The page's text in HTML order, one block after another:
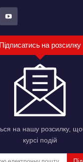
Підписатись на розсилку
на нашу розсилку,
курсі подій